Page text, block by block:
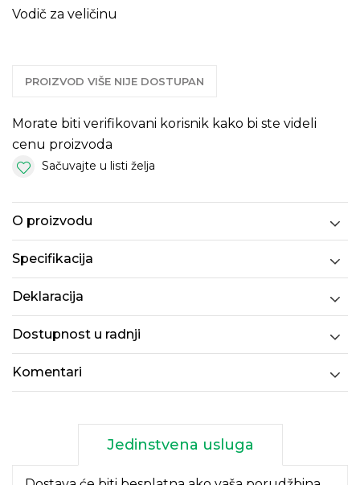
Vodič za veličinu
PROIZVOD VIŠE NIJE DOSTUPAN
Morate biti verifikovani korisnik kako bi ste videli
cenu proizvoda
Sačuvajte u listi želja
O proizvodu
Specifikacija
Deklaracija
Dostupnost u radnji
Komentari
Jedinstvena usluga